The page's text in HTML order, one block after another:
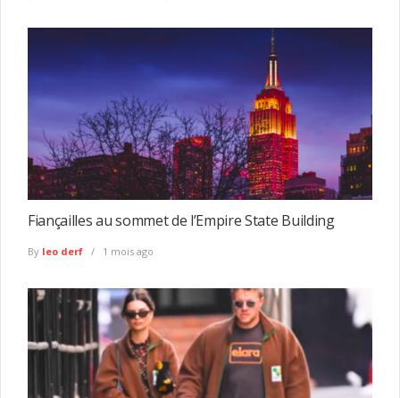
Fiançailles au sommet de l’Empire State Building
By leo derf 1 mois ago